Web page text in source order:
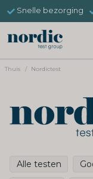
Snelle bezorging
Thuis Nordictest
Alle testen